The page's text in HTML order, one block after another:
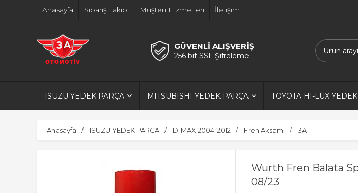
Anasayfa Sipariş Takibi Müşteri Hizmetleri İletişim
GÜVENLİ ALIŞVERİŞ
256 bit SSL Şifreleme
ISUZU YEDEK PARÇA MITSUBISHI YEDEK PARÇA TOYOTA HI-LUX
Anasayfa ISUZU YEDEK PARÇA D-MAX 2004-2012 Fren Aksamı 3A
Würth Fren Balata
08/23